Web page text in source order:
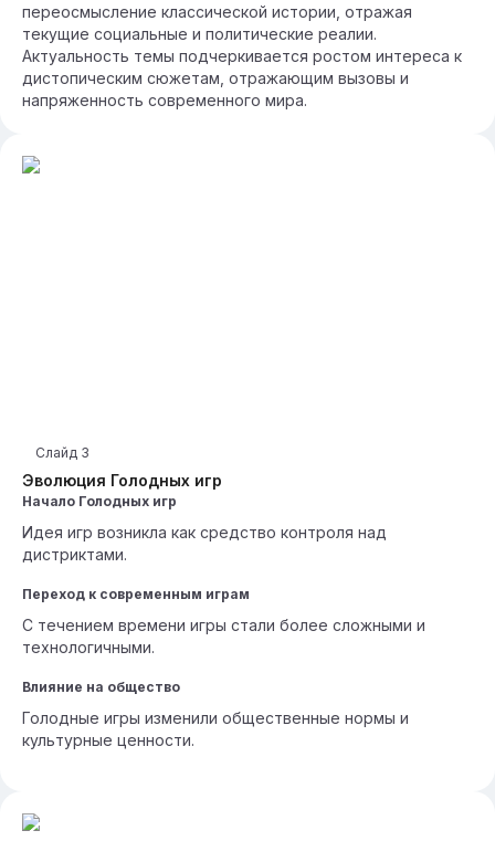
переосмысление классической истории, отражая
текущие социальные и политические реалии.
Актуальность темы подчеркивается ростом интереса к
дистопическим сюжетам, отражающим вызовы и
напряженность современного мира.
Эволюция Голодных игр
Слайд 3
Начало Голодных игр
Идея игр возникла как средство контроля над
дистриктами.
Переход к современным играм
С течением времени игры стали более сложными и
технологичными.
Влияние на общество
Голодные игры изменили общественные нормы и
культурные ценности.